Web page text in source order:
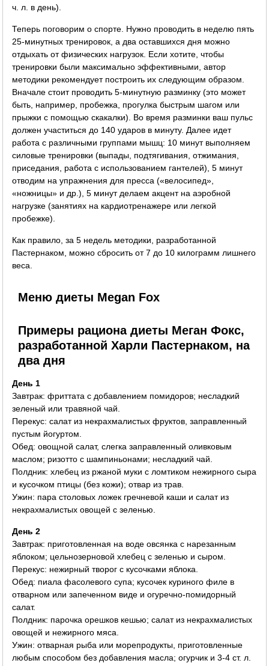
ч. л. в день).
Теперь поговорим о спорте. Нужно проводить в неделю пять
25-минутных тренировок, а два оставшихся дня можно
отдыхать от физических нагрузок. Если хотите, чтобы
тренировки были максимально эффективными, автор
методики рекомендует построить их следующим образом.
Вначале стоит проводить 5-минутную разминку (это может
быть, например, пробежка, прогулка быстрым шагом или
прыжки с помощью скакалки). Во время разминки ваш пульс
должен участиться до 140 ударов в минуту. Далее идет
работа с различными группами мышц: 10 минут выполняем
силовые тренировки (выпады, подтягивания, отжимания,
приседания, работа с использованием гантелей), 5 минут
отводим на упражнения для пресса («велосипед»,
«ножницы» и др.), 5 минут делаем акцент на аэробной
нагрузке (занятиях на кардиотренажере или легкой
пробежке).
Как правило, за 5 недель методики, разработанной
Пастернаком, можно сбросить от 7 до 10 килограмм лишнего
веса.
Меню диеты Megan Fox
Примеры рациона диеты Меган Фокс,
разработанной Харли Пастернаком, на
два дня
День 1
Завтрак: фриттата с добавлением помидоров; несладкий
зеленый или травяной чай.
Перекус: салат из некрахмалистых фруктов, заправленный
пустым йогуртом.
Обед: овощной салат, слегка заправленный оливковым
маслом; ризотто с шампиньонами; несладкий чай.
Полдник: хлебец из ржаной муки с ломтиком нежирного сыра
и кусочком птицы (без кожи); отвар из трав.
Ужин: пара столовых ложек гречневой каши и салат из
некрахмалистых овощей с зеленью.
День 2
Завтрак: приготовленная на воде овсянка с нарезанным
яблоком; цельнозерновой хлебец с зеленью и сыром.
Перекус: нежирный творог с кусочками яблока.
Обед: пиала фасолевого супа; кусочек куриного филе в
отварном или запеченном виде и огуречно-помидорный
салат.
Полдник: парочка орешков кешью; салат из некрахмалистых
овощей и нежирного мяса.
Ужин: отварная рыба или морепродукты, приготовленные
любым способом без добавления масла; огурчик и 3-4 ст. л.